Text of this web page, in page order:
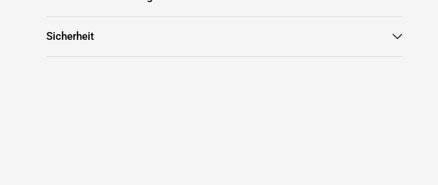
Wichtigste Spezifikationen
Material:
Kapazität:Flasche mit einem maximalen Fassungsvermögen von 210
Sicherheit